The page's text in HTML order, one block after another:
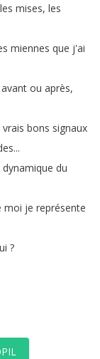
les mises, les
miennes que j'ai
avant ou après,
vrais bons signaux
...
dynamique du
moi je représente
?